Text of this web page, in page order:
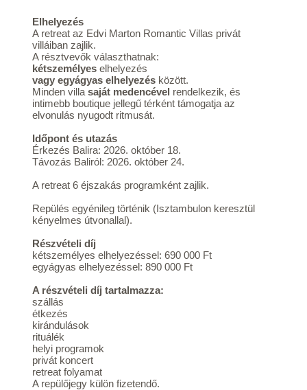
Elhelyezés
A retreat az Edvi Marton Romantic Villas privát
villáiban zajlik.
A résztvevők választhatnak:
kétszemélyeselhelyezés
vagy egyágyas elhelyezésközött.
Minden villa saját medencével rendelkezik, és
intimebb boutique jellegű térként támogatja az
elvonulás nyugodt ritmusát.
Időpont és utazás
Érkezés Balira: 2026. október 18.
Távozás Baliról: 2026. október 24.
A retreat 6 éjszakás programként zajlik.
Repülés egyénileg történik (Isztambulon keresztül
kényelmes útvonallal).
Részvételi díj
kétszemélyes elhelyezéssel: 690 000 Ft
egyágyas elhelyezéssel: 890 000 Ft
A részvételi díj tartalmazza:
szállás
étkezés
kirándulások
rituálék
helyi programok
privát koncert
retreat folyamat
A repülőjegy külön fizetendő.